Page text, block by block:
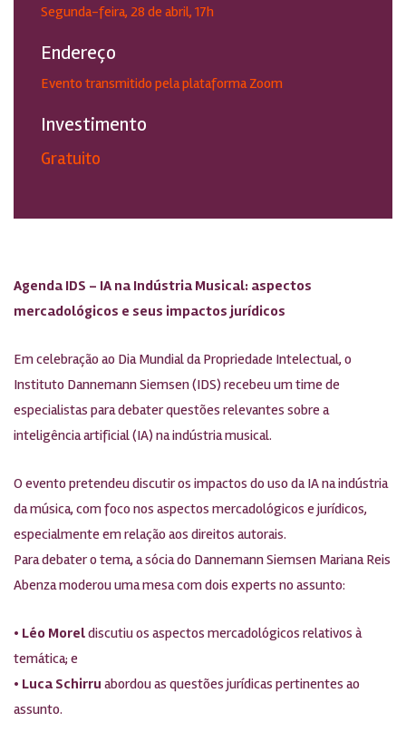
Segunda-feira, 28 de abril, 17h
Endereço
Evento transmitido pela plataforma Zoom
Investimento
Gratuito
Agenda IDS – IA na Indústria Musical: aspectos
mercadológicos e seus impactos jurídicos
Em celebração ao Dia Mundial da Propriedade Intelectual, o
Instituto Dannemann Siemsen (IDS) recebeu um time de
especialistas para debater questões relevantes sobre a
inteligência artificial (IA) na indústria musical.
O evento pretendeu discutir os impactos do uso da IA na indústria
da música, com foco nos aspectos mercadológicos e jurídicos,
especialmente em relação aos direitos autorais.
Para debater o tema, a sócia do Dannemann Siemsen Mariana Reis
Abenza moderou uma mesa com dois experts no assunto:
• Léo Moreldiscutiu os aspectos mercadológicos relativos à
temática; e
• Luca Schirru abordou as questões jurídicas pertinentes ao
assunto.